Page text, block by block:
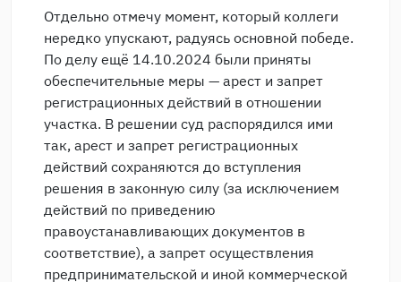
Отдельно отмечу момент, который коллеги
нередко упускают, радуясь основной победе.
По делу ещё 14.10.2024 были приняты
обеспечительные меры — арест и запрет
регистрационных действий в отношении
участка. В решении суд распорядился ими
так, арест и запрет регистрационных
действий сохраняются до вступления
решения в законную силу (за исключением
действий по приведению
правоустанавливающих документов в
соответствие), а запрет осуществления
предпринимательской и иной коммерческой